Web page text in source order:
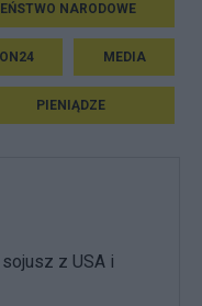
NARODOWE
MEDIA
PIENIĄDZE
sojusz z USA i